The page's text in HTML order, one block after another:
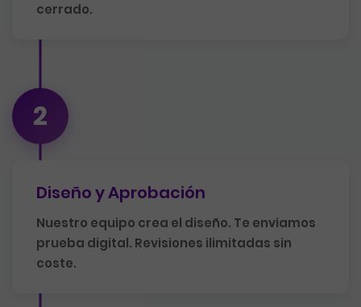
cerrado.
2
Diseño y Aprobación
Nuestro equipo crea el diseño. Te enviamos
prueba digital. Revisiones ilimitadas sin
coste.